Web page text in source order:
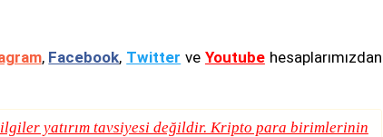
, Facebook, Twitter ve Youtubehesaplarımızdan
yatırım tavsiyesi değildir. Kripto para birimlerinin